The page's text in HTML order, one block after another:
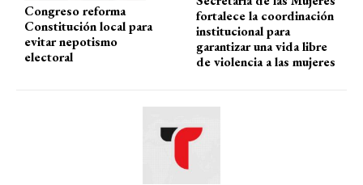
Congreso reforma
Constitución local para
evitar nepotismo
electoral
fortalece la coordinación
institucional para
garantizar una vida libre
de violencia a las mujeres